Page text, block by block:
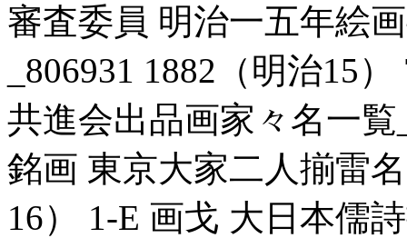
審査委員 明治一五年絵
_806931 1882（明治15
共進会出品画家々名一覧
銘画 東京大家二人揃雷
16） 1-E 画戈 大日本儒